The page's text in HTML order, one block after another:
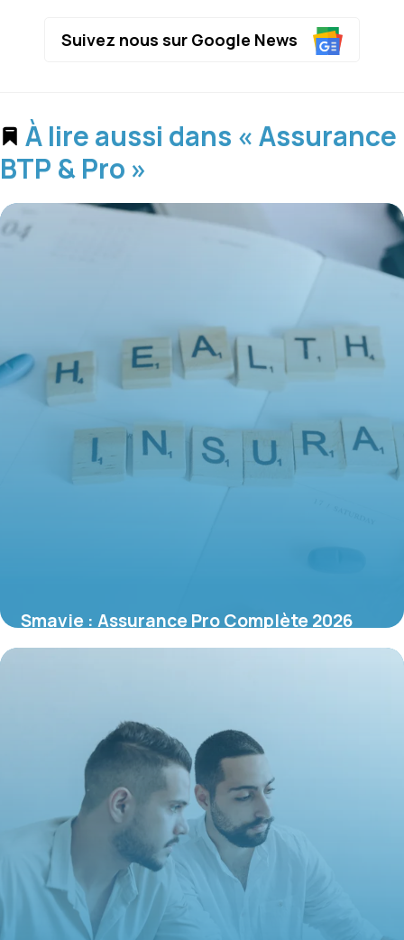
Suivez nous sur Google News
À lire aussi dans « Assurance
BTP & Pro »
Smavie : Assurance Pro Complète 2026
16 juin 2026